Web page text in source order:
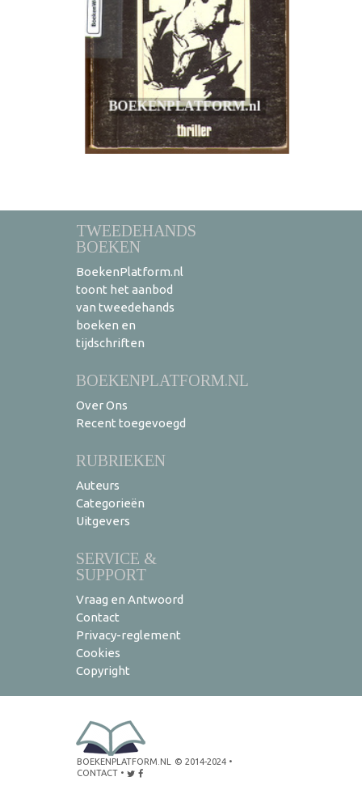
TWEEDEHANDS
BOEKEN
BoekenPlatform.nl
toont het aanbod
van tweedehands
boeken en
tijdschriften
BOEKENPLATFORM.NL
Over Ons
Recent toegevoegd
RUBRIEKEN
Auteurs
Categorieën
Uitgevers
SERVICE &
SUPPORT
Vraag en Antwoord
Contact
Privacy-reglement
Cookies
Copyright
BOEKENPLATFORM.NL © 2014-2024 •
CONTACT •